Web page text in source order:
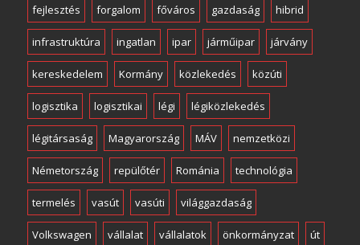
fejlesztés forgalom főváros gazdaság hibrid
infrastruktúra ingatlan ipar járműipar járvány
kereskedelem Kormány közlekedés közúti
logisztika logisztikai légi légiközlekedés
légitársaság Magyarország MÁV nemzetközi
Németország repülőtér Románia technológia
termelés vasút vasúti világgazdaság
Volkswagen vállalat vállalatok önkormányzat út